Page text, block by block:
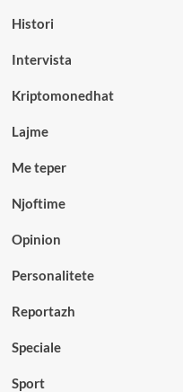
Histori
Intervista
Kriptomonedhat
Lajme
Me teper
Njoftime
Opinion
Personalitete
Reportazh
Speciale
Sport